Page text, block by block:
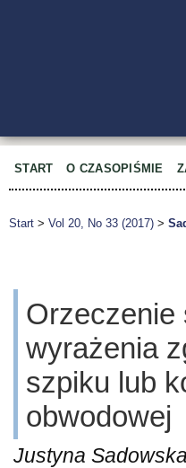
START O CZASOPIŚMIE
Start > Vol 20, No 33 (2017) >
Orzeczenie
wyrażenia
szpiku lub
obwodowej
Justyna Sadowska